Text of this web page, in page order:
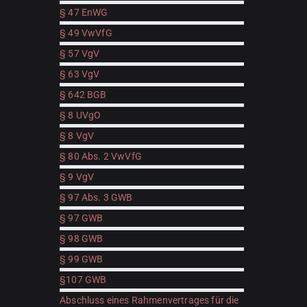
§ 47 EnWG
§ 49 VwVfG
§ 57 VgV
§ 63 VgV
§ 642 BGB
§ 8 UVgO
§ 8 VgV
§ 80 Abs. 2 VwVfG
§ 9 VgV
§ 97 Abs. 3 GWB
§ 97 GWB
§ 98 GWB
§ 99 GWB
§107 GWB
Abschluss eines Rahmenvertrages für die